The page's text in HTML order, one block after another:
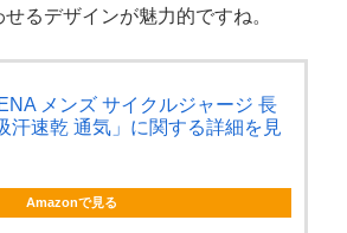
るデザインが魅力的ですね。
メンズ サイクルジャージ 長
汗速乾 通気」に関する詳細を見
Amazonで見る